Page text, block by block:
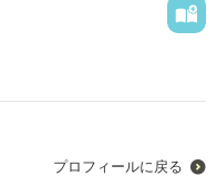
プロフィールに戻る